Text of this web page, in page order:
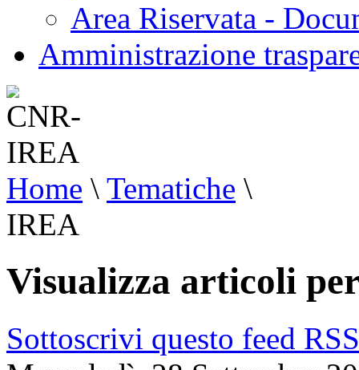
Area Riservata -
Amministrazione
Home \ Tematiche \
IREA
Visualizza articoli
Sottoscrivi questo feed RSS